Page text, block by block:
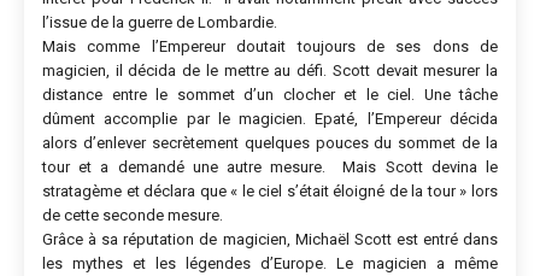
l’issue de la guerre de Lombardie.
Mais comme l’Empereur doutait toujours de ses dons de
magicien, il décida de le mettre au défi. Scott devait mesurer la
distance entre le sommet d’un clocher et le ciel. Une tâche
dûment accomplie par le magicien. Epaté, l’Empereur décida
alors d’enlever secrètement quelques pouces du sommet de la
tour et a demandé une autre mesure. Mais Scott devina le
stratagème et déclara que « le ciel s’était éloigné de la tour » lors
de cette seconde mesure.
Grâce à sa réputation de magicien, Michaël Scott est entré dans
les mythes et les légendes d’Europe. Le magicien a même